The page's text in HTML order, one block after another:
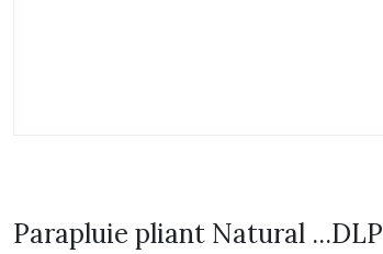
Parapluie pliant Natural ...DLP